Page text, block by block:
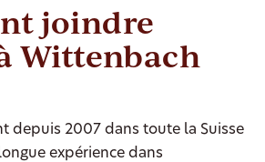
joindre
Wittenbach
depuis 2007 dans toute la Suisse
expérience dans